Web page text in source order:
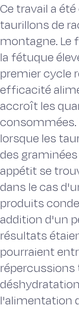
Ce travail a
taurillons de
montagne. Le
la fétuque
premier cycle
efficacité
accroît les
lorsque les
des
appétit se
dans le cas
produits
addition d'un
résultats
pourraient
répercussions
l'alimentation